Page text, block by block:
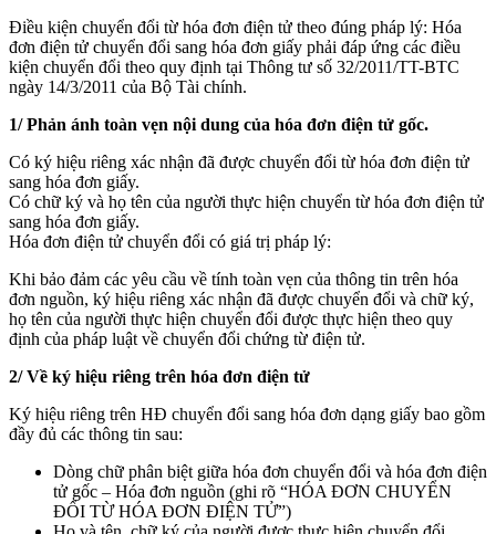
Điều kiện chuyển đổi từ hóa đơn điện tử theo đúng pháp lý: Hóa
đơn điện tử chuyển đổi sang hóa đơn giấy phải đáp ứng các điều
kiện chuyển đổi theo quy định tại Thông tư số 32/2011/TT-BTC
ngày 14/3/2011 của Bộ Tài chính.
1/ Phản ánh toàn vẹn nội dung của hóa đơn điện tử gốc.
Có ký hiệu riêng xác nhận đã được chuyển đổi từ hóa đơn điện tử
sang hóa đơn giấy.
Có chữ ký và họ tên của người thực hiện chuyển từ hóa đơn điện tử
sang hóa đơn giấy.
Hóa đơn điện tử chuyển đổi có giá trị pháp lý:
Khi bảo đảm các yêu cầu về tính toàn vẹn của thông tin trên hóa
đơn nguồn, ký hiệu riêng xác nhận đã được chuyển đổi và chữ ký,
họ tên của người thực hiện chuyển đổi được thực hiện theo quy
định của pháp luật về chuyển đổi chứng từ điện tử.
2/ Về ký hiệu riêng trên hóa đơn điện tử
Ký hiệu riêng trên HĐ chuyển đổi sang hóa đơn dạng giấy bao gồm
đầy đủ các thông tin sau:
Dòng chữ phân biệt giữa hóa đơn chuyển đổi và hóa đơn điện
tử gốc – Hóa đơn nguồn (ghi rõ “HÓA ĐƠN CHUYỂN
ĐỔI TỪ HÓA ĐƠN ĐIỆN TỬ”)